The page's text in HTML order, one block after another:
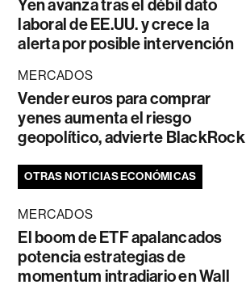
Yen avanza tras el débil dato
laboral de EE.UU. y crece la
alerta por posible intervención
MERCADOS
Vender euros para comprar
yenes aumenta el riesgo
geopolítico, advierte BlackRock
OTRAS NOTICIAS ECONÓMICAS
MERCADOS
El boom de ETF apalancados
potencia estrategias de
momentum intradiario en Wall